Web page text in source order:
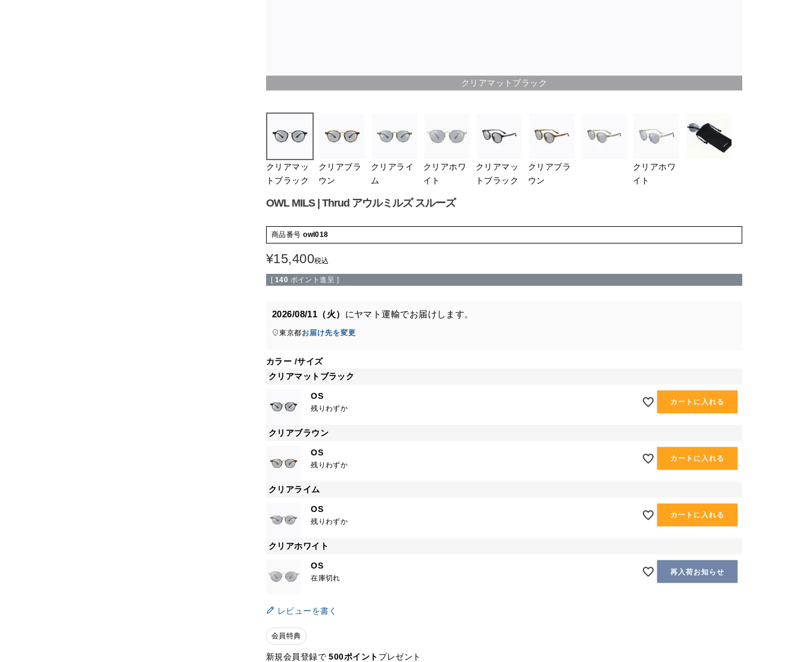
クリアマットブラック
クリアマッ
トブラック
クリアブラ
ウン
クリアライ
ム
クリアホワ
イト
クリアマッ
トブラック
クリアブラ
ウン
クリアホワ
イト
OWL MILS | Thrud アウルミルズ スルーズ
商品番号 owl018
¥15,400税込
[ 140 ポイント進呈 ]
2026/08/11（火） にヤマト運輸でお届けします。
東京都お届け先を変更
カラー サイズ
クリアマットブラック
OS
残りわずか
カートに入れる
クリアブラウン
OS
残りわずか
カートに入れる
クリアライム
OS
残りわずか
カートに入れる
クリアホワイト
OS
在庫切れ
再入荷お知らせ
レビューを書く
会員特典
新規会員登録で500ポイント プレゼント